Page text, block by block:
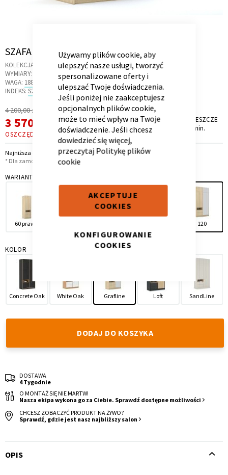
Używamy plików cookie, aby
ulepszyć nasze usługi, tworzyć
spersonalizowane oferty i
ulepszać Twoje doświadczenia.
Jeśli poniżej nie zaakceptujesz
opcjonalnych plików cookie,
może to mieć wpływ na Twoje
doświadczenie. Jeśli chcesz
dowiedzieć się więcej,
przeczytaj Politykę plików
cookie
AKCEPTUJE
COOKIES
KONFIGUROWANIE
COOKIES
Skip
the
beginning
of
images
gallery
SZAFA 120-2-60/240 MODE GRAFLINE
KOLEKCJA:
GRAFLINE
WYMIARY:
120.6 X 58 X 240 CM
WAGA: 188.2 KG
INDEKS: S2.43
Regularna
Cena
4 200,00 zł
Cena
promocyjna
3 570,00 zł *
OSZCZĘDZASZ 630,00 ZŁ
PROMOCJA TRWA JESZCZE
8 dni, 10 godz. i 23 min.
Najniższa cena z 30 dni przed obniżką: 3 570,00 zł
* Dla zamówień powyżej 6 999,00 zł
WARIANT
60 prawa 120
KOLOR
Concrete Oak White Oak Grafline Loft SandLine
DODAJ DO KOSZYKA
DOSTAWA
4 Tygodnie
O MONTAŻ SIĘ NIE MARTW!
Nasza ekipa wykona go za Ciebie. Sprawdź dostępne możliwości
CHCESZ ZOBACZYĆ PRODUKT NA ŻYWO?
Sprawdź, gdzie jest nasz najbliższy salon
OPIS
Kontenerek Półka i szafka wisząca
Toaletka Skrzynia i stolik
Wszystkie meble